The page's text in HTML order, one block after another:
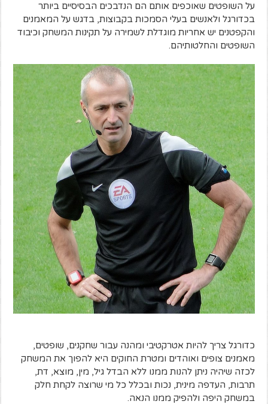
על השופטים שאוכפים אותם הם הנדבכים הבסיסיים ביותר
בכדורגל ולאנשים בעלי הסמכות בקבוצות, בדגש על המאמנים
והקפטנים יש אחריות מוגדלת לשמירה על תקינות המשחק וכיבוד
השופטים והחלטותיהם.
כדורגל צריך להיות אטרקטיבי ומהנה עבור שחקנים, שופטים,
מאמנים צופים ואוהדים ומטרת החוקים היא להפוך את המשחק
לכזה שיהיה ניתן להנות ממנו ללא הבדל גיל, מין, מוצא, דת,
תרבות, העדפה מינית, נכות ובכלל כל מי שרוצה לקחת חלק
במשחק היפה ולהפיק ממנו הנאה.